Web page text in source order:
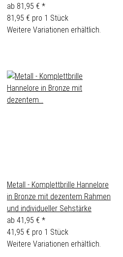
ab 81,95 € *
81,95 € pro 1 Stück
Weitere Variationen erhältlich.
Metall - Komplettbrille Hannelore
in Bronze mit dezentem Rahmen
und individueller Sehstärke
ab 41,95 € *
41,95 € pro 1 Stück
Weitere Variationen erhältlich.